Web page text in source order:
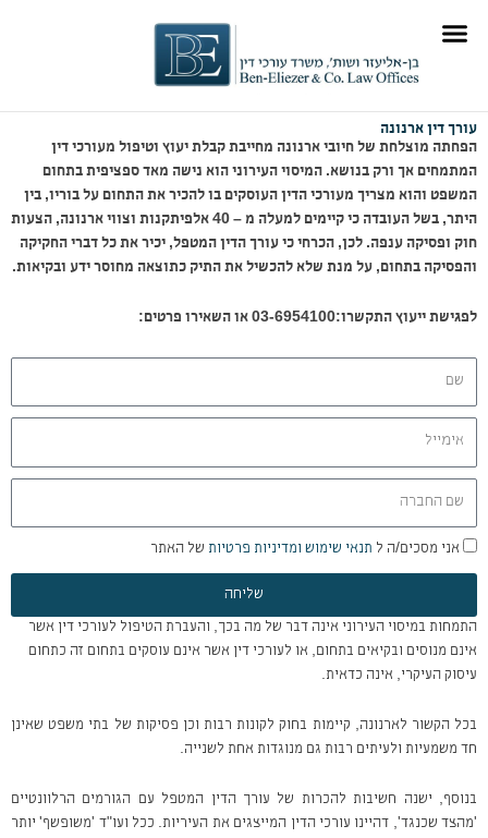
לתוכן
עורך דין ארנונה
הפחתה מוצלחת של חיובי ארנונה מחייבת קבלת יעוץ וטיפול מעורכי דין
המתמחים אך ורק בנושא. המיסוי העירוני הוא נישה מאד ספציפית בתחום
המשפט והוא מצריך מעורכי הדין העוסקים בו להכיר את התחום על בוריו, בין
היתר, בשל העובדה כי קיימים למעלה מ – 40 אלפיתקנות וצווי ארנונה, הצעות
חוק ופסיקה ענפה. לכן, הכרחי כי עורך הדין המטפל, יכיר את כל דברי החקיקה
והפסיקה בתחום, על מנת שלא להכשיל את התיק כתוצאה מחוסר ידע ובקיאות.
לפגישת ייעוץ התקשרו:03-6954100 או השאירו פרטים:
אני
מסכים/ה
תנאי
שימוש
ומדיניות
האתר
אני מסכים/ה ל תנאי שימוש ומדיניות פרטיות של האתר
שליחה
התמחות במיסוי העירוני אינה דבר של מה בכך, והעברת הטיפול לעורכי דין אשר
אינם מנוסים ובקיאים בתחום, או לעורכי דין אשר אינם עוסקים בתחום זה כתחום
עיסוק העיקרי, אינה כדאית.
בכל הקשור לארנונה, קיימות בחוק לקונות רבות וכן פסיקות של בתי משפט שאינן
חד משמעיות ולעיתים רבות גם מנוגדות אחת לשנייה.
בנוסף, ישנה חשיבות להכרות של עורך הדין המטפל עם הגורמים הרלוונטיים
'מהצד שכנגד', דהיינו עורכי הדין המייצגים את העיריות. ככל ועו"ד 'משופשף' יותר